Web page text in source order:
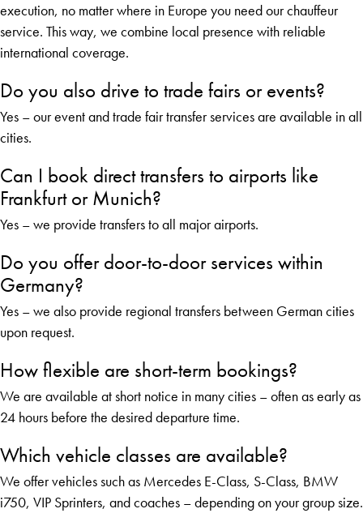
execution, no matter where in Europe you need our chauffeur
service. This way, we combine local presence with reliable
international coverage.
Do you also drive to trade fairs or events?
Yes – our event and trade fair transfer services are available in all
cities.
Can I book direct transfers to airports like
Frankfurt or Munich?
Yes – we provide transfers to all major airports.
Do you offer door-to-door services within
Germany?
Yes – we also provide regional transfers between German cities
upon request.
How flexible are short-term bookings?
We are available at short notice in many cities – often as early as
24 hours before the desired departure time.
Which vehicle classes are available?
We offer vehicles such as Mercedes E-Class, S-Class, BMW
i750, VIP Sprinters, and coaches – depending on your group size.